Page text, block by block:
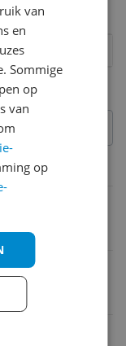
van
en
Sommige
op
van
op